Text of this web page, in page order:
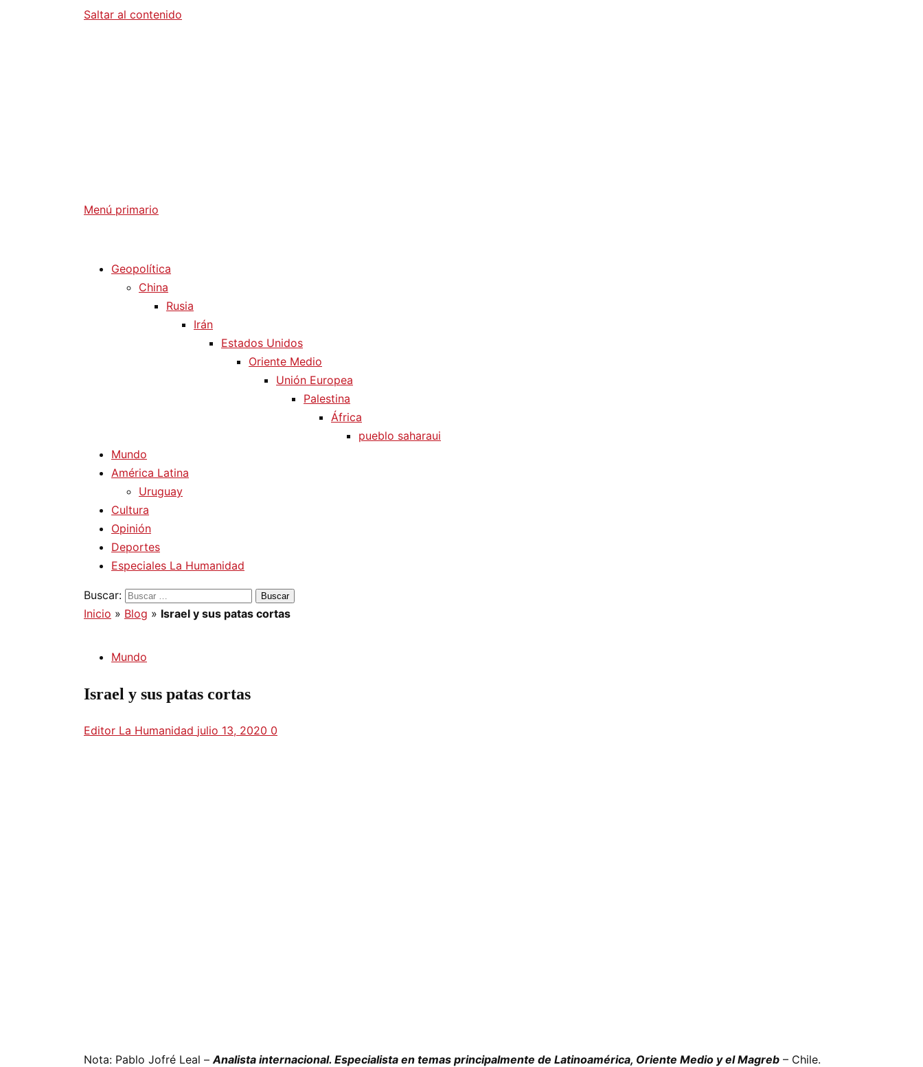
Saltar al contenido
Menú primario
Geopolítica
China
Rusia
Irán
Estados Unidos
Oriente Medio
Unión Europea
Palestina
África
pueblo saharaui
Mundo
América Latina
Uruguay
Cultura
Opinión
Deportes
Especiales La Humanidad
Buscar:
Inicio » Blog » Israel y sus patas cortas
Mundo
Israel y sus patas cortas
Editor La Humanidad julio 13, 2020 0
Nota: Pablo Jofré Leal – Analista internacional. Especialista en temas principalmente de Latinoamérica, Oriente Medio y el Magreb – Chile.